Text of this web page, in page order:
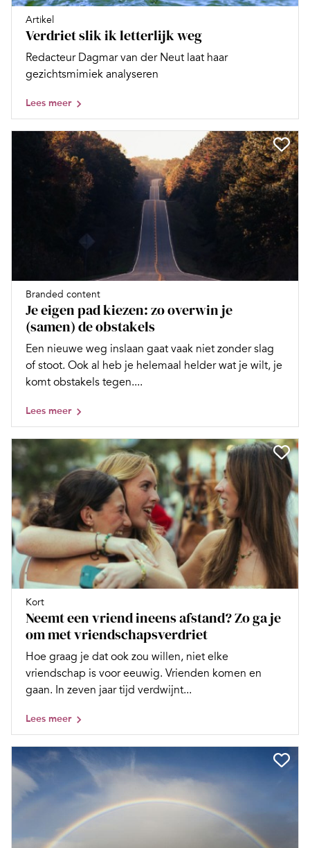
Artikel
Verdriet slik ik letterlijk weg
Redacteur Dagmar van der Neut laat haar
gezichtsmimiek analyseren
Lees meer
Branded content
Je eigen pad kiezen: zo overwin je
(samen) de obstakels
Een nieuwe weg inslaan gaat vaak niet zonder slag
of stoot. Ook al heb je helemaal helder wat je wilt, je
komt obstakels tegen....
Lees meer
Kort
Neemt een vriend ineens afstand? Zo ga je
om met vriendschapsverdriet
Hoe graag je dat ook zou willen, niet elke
vriendschap is voor eeuwig. Vrienden komen en
gaan. In zeven jaar tijd verdwijnt...
Lees meer